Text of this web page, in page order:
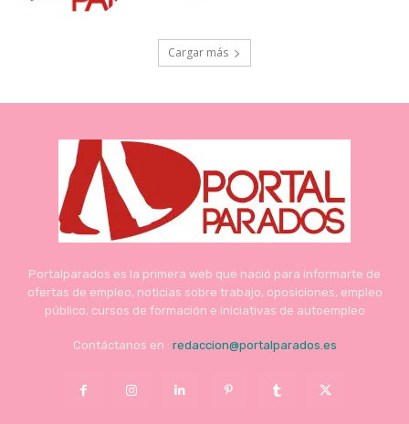
Cargar más
Portalparados es la primera web que nació para informarte de
ofertas de empleo, noticias sobre trabajo, oposiciones, empleo
público, cursos de formación e iniciativas de autoempleo
Contáctanos en : redaccion@portalparados.es